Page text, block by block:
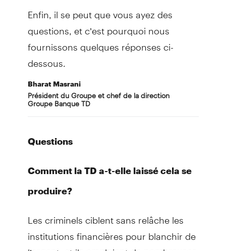
Enfin, il se peut que vous ayez des
questions, et c’est pourquoi nous
fournissons quelques réponses ci-
dessous.
Bharat Masrani
Président du Groupe et chef de la direction
Groupe Banque TD
Questions
Comment la TD a-t-elle laissé cela se
produire?
Les criminels ciblent sans relâche les
institutions financières pour blanchir de